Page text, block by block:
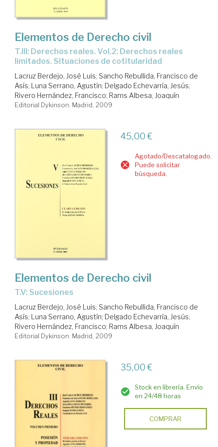
Elementos de Derecho civil
T.III: Derechos reales. Vol.2: Derechos reales
limitados. Situaciones de cotitularidad
Lacruz Berdejo, José Luis; Sancho Rebullida, Francisco de
Asís; Luna Serrano, Agustín; Delgado Echevarría, Jesús;
Rivero Hernández, Francisco; Rams Albesa, Joaquín
Editorial Dykinson. Madrid, 2009
45,00 €
Agotado/Descatalogado.
Puede solicitar
búsqueda.
Elementos de Derecho civil
T.V: Sucesiones
Lacruz Berdejo, José Luis; Sancho Rebullida, Francisco de
Asís; Luna Serrano, Agustín; Delgado Echevarría, Jesús;
Rivero Hernández, Francisco; Rams Albesa, Joaquín
Editorial Dykinson. Madrid, 2009
35,00 €
Stock en librería. Envío
en 24/48 horas
COMPRAR